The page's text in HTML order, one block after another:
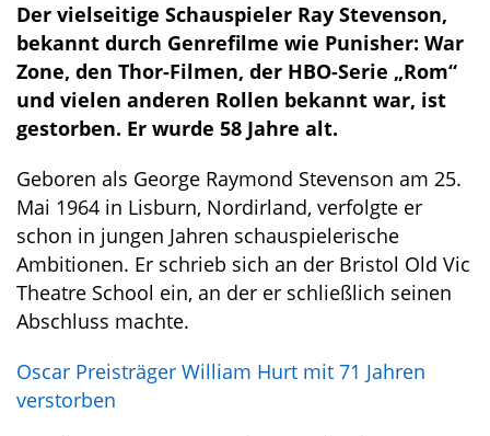
Der vielseitige Schauspieler Ray Stevenson,
bekannt durch Genrefilme wie Punisher: War
Zone, den Thor-Filmen, der HBO-Serie „Rom“
und vielen anderen Rollen bekannt war, ist
gestorben. Er wurde 58 Jahre alt.
Geboren als George Raymond Stevenson am 25.
Mai 1964 in Lisburn, Nordirland, verfolgte er
schon in jungen Jahren schauspielerische
Ambitionen. Er schrieb sich an der Bristol Old Vic
Theatre School ein, an der er schließlich seinen
Abschluss machte.
Oscar Preisträger William Hurt mit 71 Jahren
verstorben